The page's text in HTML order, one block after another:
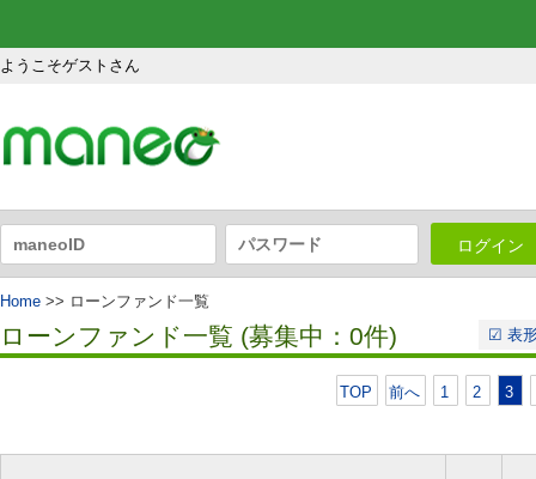
ようこそゲストさん
ログイン
Home >> ローンファンド一覧
ローンファンド一覧 (募集中：0件) ☑ 表
TOP 前へ 1 2 3